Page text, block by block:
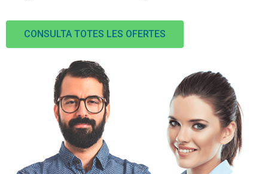
CONSULTA TOTES LES OFERTES